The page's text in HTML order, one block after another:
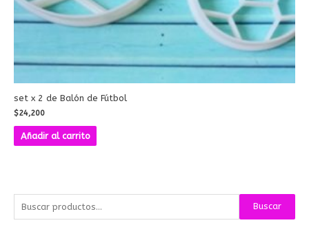
u
Buscar
rr
set x 2 de Balón de Fútbol
$24,200
Añadir al carrito